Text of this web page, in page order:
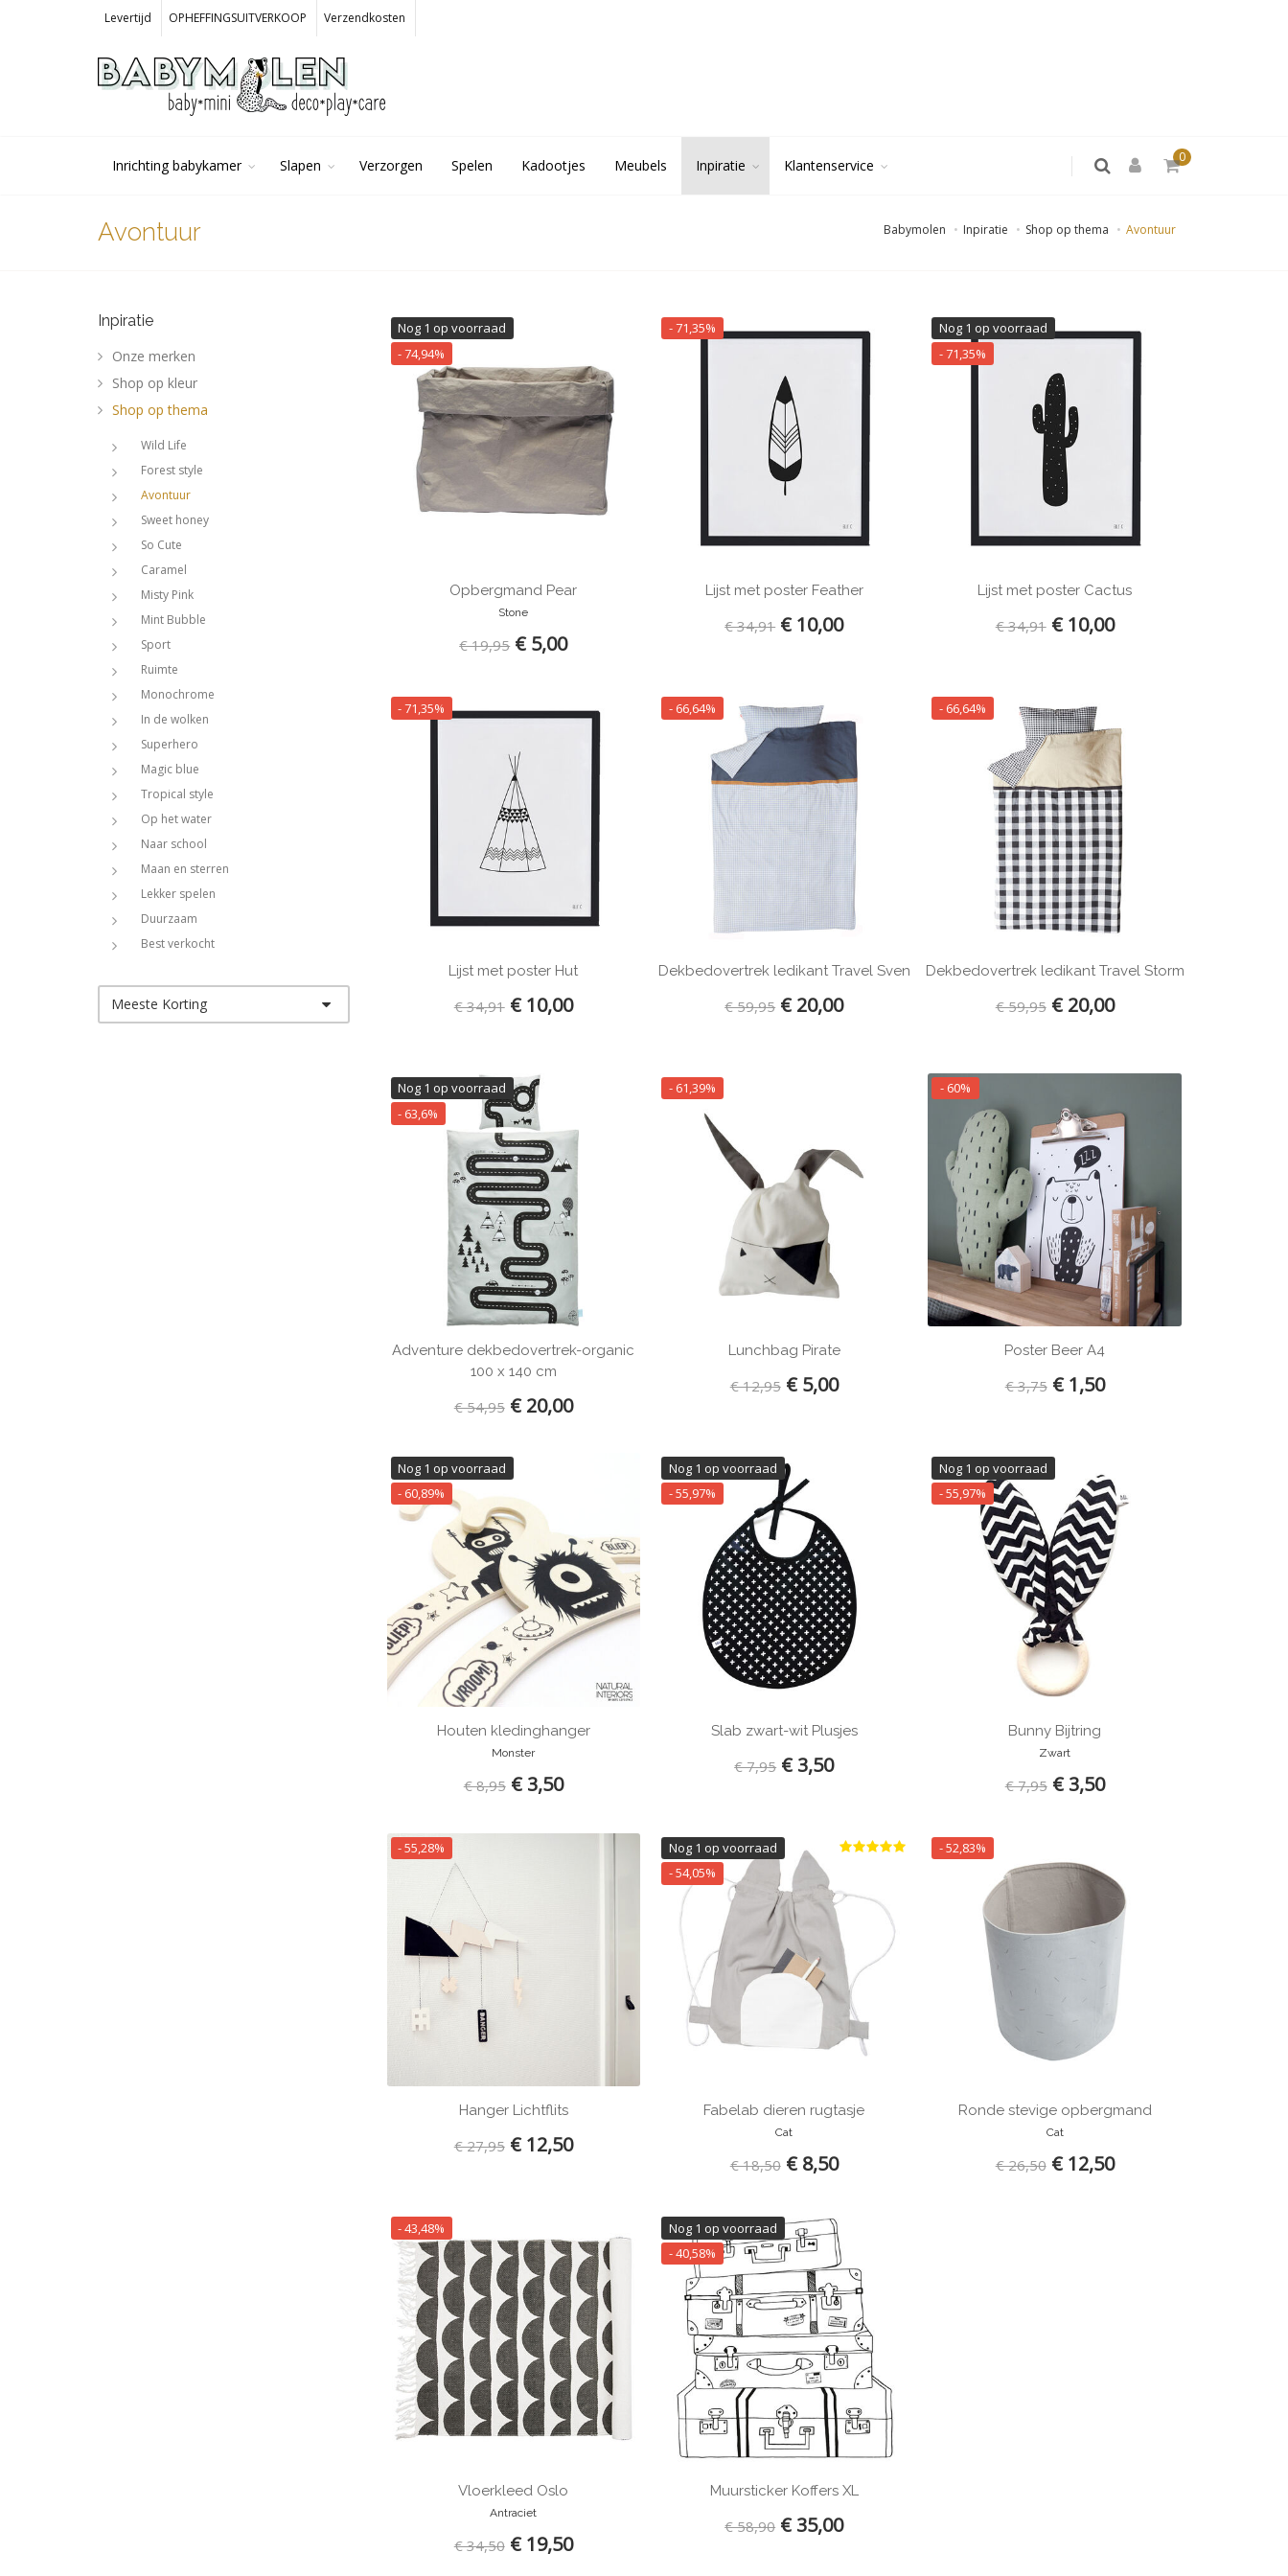
Levertijd OPHEFFINGSUITVERKOOP Verzendkosten
0
Inrichting babykamer Slapen Verzorgen Spelen Kadootjes Meubels Inpiratie Klantenservice
Babymolen Inpiratie Shop op thema Avontuur
Avontuur
Inpiratie
Onze merken
Shop op kleur
Shop op thema
Wild Life
Forest style
Avontuur
Sweet honey
So Cute
Caramel
Misty Pink
Mint Bubble
Sport
Ruimte
Monochrome
In de wolken
Superhero
Magic blue
Tropical style
Op het water
Naar school
Maan en sterren
Lekker spelen
Duurzaam
Best verkocht
Meeste Korting
- 43,48%
Vloerkleed Oslo
Antraciet
€ 34,50€ 19,50
Nog 1 op voorraad
- 74,94%
Opbergmand Pear
Stone
€ 19,95€ 5,00
- 52,83%
Ronde stevige opbergmand
Cat
€ 26,50€ 12,50
Nog 1 op voorraad
- 54,05%
Fabelab dieren rugtasje
Cat
€ 18,50€ 8,50
- 61,39%
Lunchbag Pirate
€ 12,95€ 5,00
Nog 1 op voorraad
- 60,89%
Houten kledinghanger
Monster
€ 8,95€ 3,50
- 55,28%
Hanger Lichtflits
€ 27,95€ 12,50
- 60%
Poster Beer A4
€ 3,75€ 1,50
- 71,35%
Lijst met poster Hut
€ 34,91€ 10,00
Nog 1 op voorraad
- 71,35%
Lijst met poster Cactus
€ 34,91€ 10,00
- 71,35%
Lijst met poster Feather
€ 34,91 € 10,00
Nog 1 op voorraad
- 40,58%
Muursticker Koffers XL
€ 58,90 € 35,00
Nog 1 op voorraad
- 63,6%
Adventure dekbedovertrek-organic
100 x 140 cm
€ 54,95€ 20,00
- 66,64%
Dekbedovertrek ledikant Travel Storm
€ 59,95€ 20,00
- 66,64%
Dekbedovertrek ledikant Travel Sven
€ 59,95 € 20,00
Nog 1 op voorraad
- 55,97%
Bunny Bijtring
Zwart
€ 7,95€ 3,50
Nog 1 op voorraad
- 55,97%
Slab zwart-wit Plusjes
€ 7,95 € 3,50